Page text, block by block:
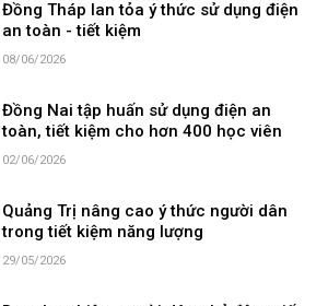
Đồng Tháp lan tỏa ý thức sử dụng điện
an toàn - tiết kiệm
08/06/2026
Đồng Nai tập huấn sử dụng điện an
toàn, tiết kiệm cho hơn 400 học viên
02/06/2026
Quảng Trị nâng cao ý thức người dân
trong tiết kiệm năng lượng
29/05/2026